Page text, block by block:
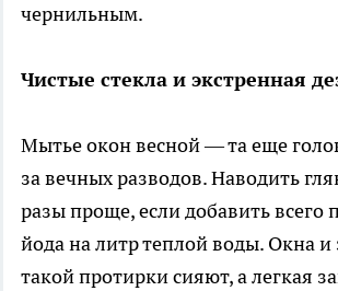
чернильным.
Чистые стекла и экстренная
Мытье окон весной — та еще
за вечных разводов. Наводить
разы проще, если добавить всего
йода на литр теплой воды. Окна и
такой протирки сияют, а легкая